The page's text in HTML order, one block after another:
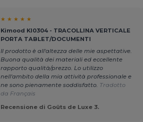
★ ★ ★ ★ ★
Kimood KI0304 - TRACOLLINA VERTICALE
PORTA TABLET/DOCUMENTI
Il prodotto è all'altezza delle mie aspettative.
Buona qualità dei materiali ed eccellente
rapporto qualità/prezzo. Lo utilizzo
nell'ambito della mia attività professionale e
ne sono pienamente soddisfatto. Tradotto
da Français
Recensione di Goûts de Luxe 3.